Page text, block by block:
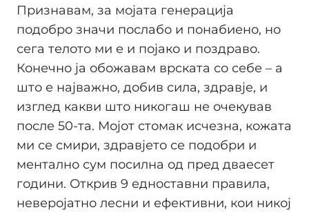
Признавам, за мојата генерација
подобро значи послабо и понабиено, но
сега телото ми е и појако и поздраво.
Конечно ја обожавам врската со себе – а
што е најважно, добив сила, здравје, и
изглед какви што никогаш не очекував
после 50-та. Мојот стомак исчезна, кожата
ми се смири, здрaвјето се подобри и
ментално сум посилна од пред дваесет
години. Открив 9 едноставни правила,
неверојатно лесни и ефективни, кои никој